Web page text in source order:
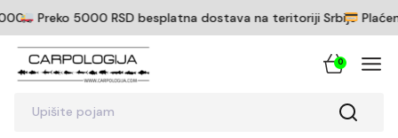
Preko 5000 RSD besplatna dostava na teritoriji SrbijePlaćenje i
Upišite pojam
0